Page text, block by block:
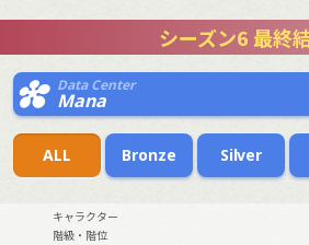
シーズン6 最終
Data Center
Mana
ALL Bronze Silver
キャラクター
階級・階位